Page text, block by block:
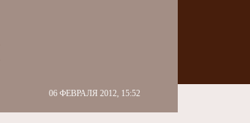
06 ФЕВРАЛЯ 2012, 15:52